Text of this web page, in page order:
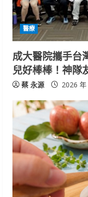
醫療
成大醫院攜手台
兒好棒棒！神隊
蔡 永源 2026